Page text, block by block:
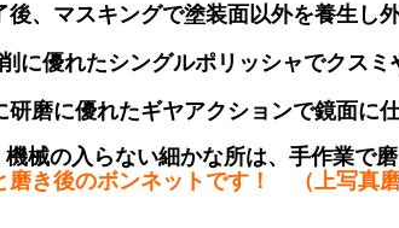
後、マスキングで塗装面以外を養生し
に優れたシングルポリッシャでクス
研磨に優れたギヤアクションで鏡面に
機械の入らない細かな所は、手作業で
き後のボンネットです！ （上写真